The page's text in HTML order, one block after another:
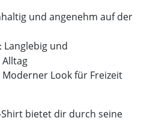
und angenehm auf der
Langlebig und
Moderner Look für Freizeit
Shirt bietet dir durch seine